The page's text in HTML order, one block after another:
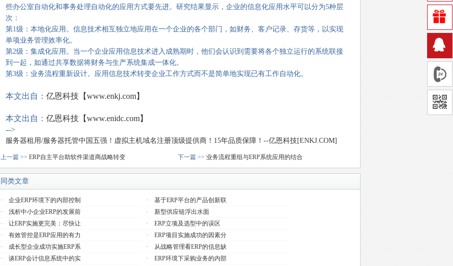
些办公室自动化和事务处理自动化的应用方式要先进。研究结果显示，企业的信息化应用水平可以分为5种层
次：
第1级：本地化应用。信息技术相互独立地应用在一个企业的各个部门，如财务、客户记录、存货等，以实现
单项业务管理效率化。
第2级：集成化应用。当一个企业应用信息技术进入成熟期时，他们会认识到需要将各个独立运行的系统联接
到一起，如通过共享数据将财务与生产系统集成一体化。
第3级：业务流程重新设计。应用信息技术转变企业工作方式而不是简单地实现已有工作自动化。
本文出自： 亿恩科技【www.enkj.com】
本文出自： 亿恩科技【www.enidc.com】
-->
服务器租用/服务器托管中国五强！虚拟主机域名注册顶级提供商！15年品质保障！--亿恩科技[ENKJ.COM]
上一篇 >> ERP自主平台助软件渠道商战略转变 下一篇 >> 业务流程重组与ERP系统应用的结合
同类文章
· 企业ERP环境下的内部控制 ·基于ERP平台的产品创新联
· 浅析中小企业ERP的发展前 ·新型供应链浮出水面
· 让ERP实施更完美：尽快让 ·ERP立项及选型中的误区
· 有效管控是ERP应用的有力 ·ERP项目实施成功的因素分
· 成长型企业成功实施ERP系 · 从战略管理看ERP的信息缺
· 谈ERP会计信息系统中的实 ·ERP环境下采购业务的内部